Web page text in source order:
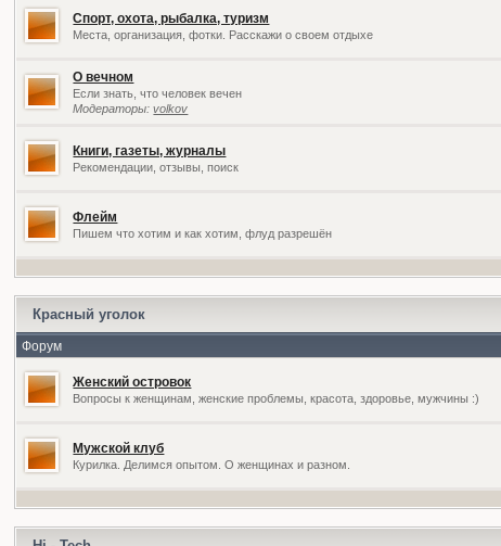
Спорт, охота, рыбалка, туризм
Места, организация, фотки. Расскажи о своем отдыхе
О вечном
Если знать, что человек вечен
Модераторы:volkov
Книги, газеты, журналы
Рекомендации, отзывы, поиск
Флейм
Пишем что хотим и как хотим, флуд разрешён
Красный уголок
Форум
Женский островок
Вопросы к женщинам, женские проблемы, красота, здоровье, мужчины :)
Мужской клуб
Курилка. Делимся опытом. О женщинах и разном.